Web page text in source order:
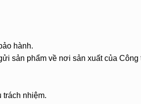
hành.
sản phẩm về nơi sản xuất của Công
trách nhiệm.